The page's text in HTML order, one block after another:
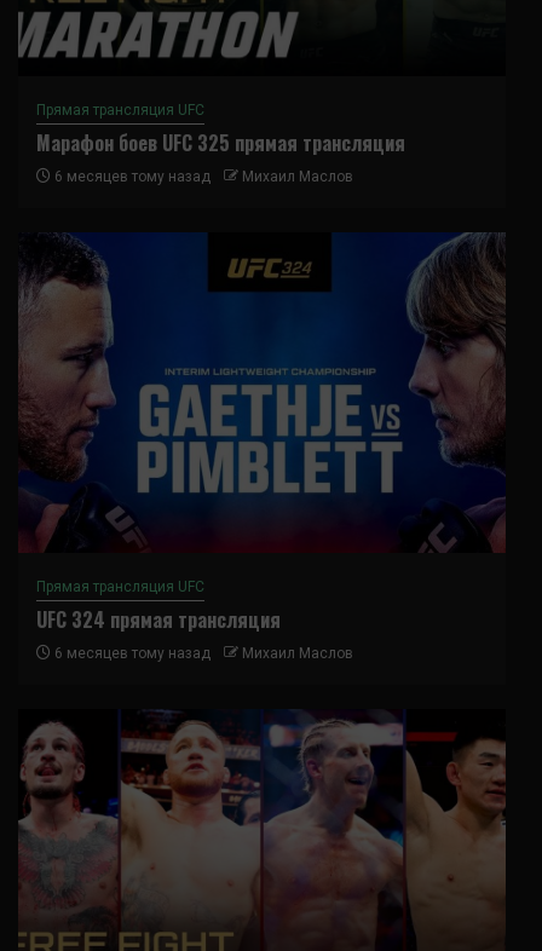
Прямая трансляция UFC
Марафон боев UFC 325 прямая трансляция
6 месяцев тому назад Михаил Маслов
Прямая трансляция UFC
UFC 324 прямая трансляция
6 месяцев тому назад Михаил Маслов